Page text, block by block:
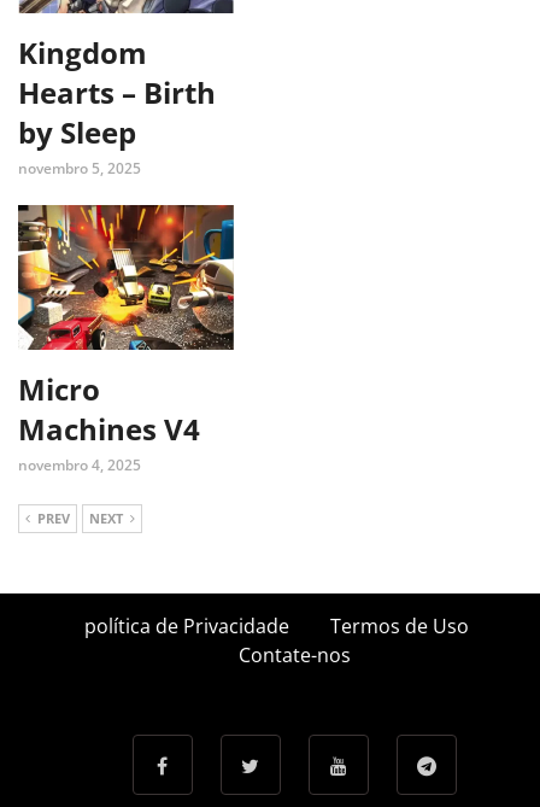
Kingdom
Hearts – Birth
by Sleep
novembro 5, 2025
Micro
Machines V4
novembro 4, 2025
PREV NEXT
política de Privacidade
Termos de Uso
Contate-nos